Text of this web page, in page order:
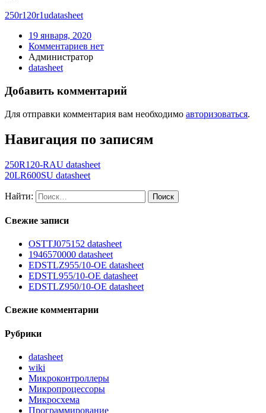
250r120r1udatasheet
19 января, 2020
Комментариев нет
Администратор
datasheet
Добавить комментарий
Для отправки комментария вам необходимо авторизоваться.
Навигация по записям
250R120-RAU datasheet
20LR600SU datasheet
Найти:
Свежие записи
OSTTJ075152 datasheet
1946570000 datasheet
EDSTLZ955/10-OE datasheet
EDSTL955/10-OE datasheet
EDSTLZ950/10-OE datasheet
Свежие комментарии
Рубрики
datasheet
wiki
Микроконтроллеры
Микропроцессоры
Микросхема
Программирование